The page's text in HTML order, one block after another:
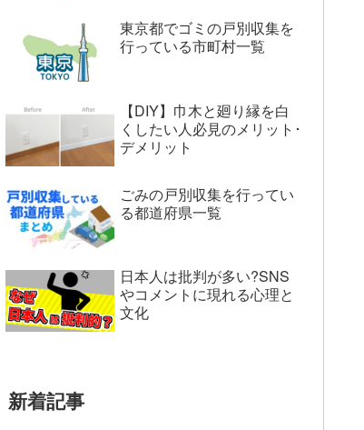
東京都でゴミの戸別収集を
行っている市町村一覧
【DIY】巾木と廻り縁を白
くしたい人必見のメリット･
デメリット
ごみの戸別収集を行ってい
る都道府県一覧
日本人は批判が多い?SNS
やコメントに現れる心理と
文化
新着記事